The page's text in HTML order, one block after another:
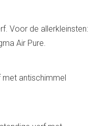
Voor de allerkleinsten:
Air Pure.
antischimmel